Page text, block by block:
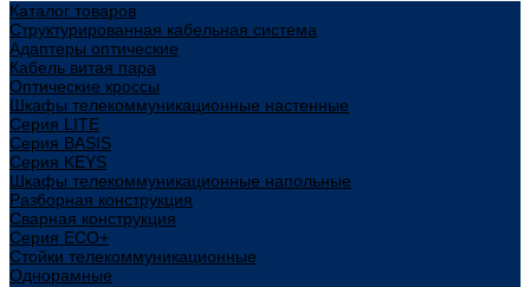
Каталог товаров
Структурированная кабельная система
Адаптеры оптические
Кабель витая пара
Оптические кроссы
Шкафы телекоммуникационные настенные
Cерия LITE
Cерия BASIS
Cерия KEYS
Шкафы телекоммуникационные напольные
Разборная конструкция
Сварная конструкция
Серия ECO+
Стойки телекоммуникационные
Однорамные